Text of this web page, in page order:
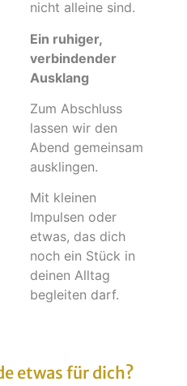
nicht alleine sind.
Ein ruhiger,
verbindender
Ausklang
Zum Abschluss
lassen wir den
Abend gemeinsam
ausklingen.
Mit kleinen
Impulsen oder
etwas, das dich
noch ein Stück in
deinen Alltag
begleiten darf.
etwas für dich?